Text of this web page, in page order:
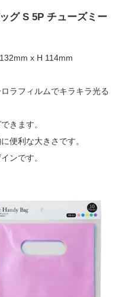
グ S 5P チューズミー
x H 114mm
ラフィルムでキラキラ光る
きます。
便利な大きさです。
ンです。